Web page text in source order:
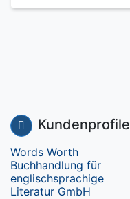
Kundenprofile
Words Worth
Buchhandlung für
englischsprachige
Literatur GmbH